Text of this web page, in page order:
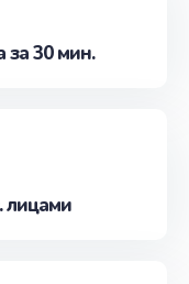
за 30 мин.
лицами